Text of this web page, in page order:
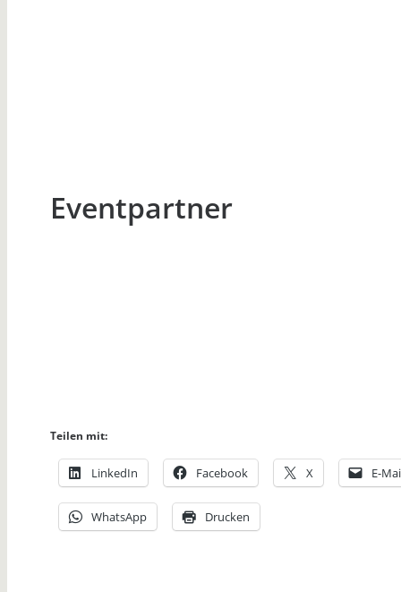
Eventpartner
Teilen mit:
LinkedIn Facebook X E-
WhatsApp Drucken